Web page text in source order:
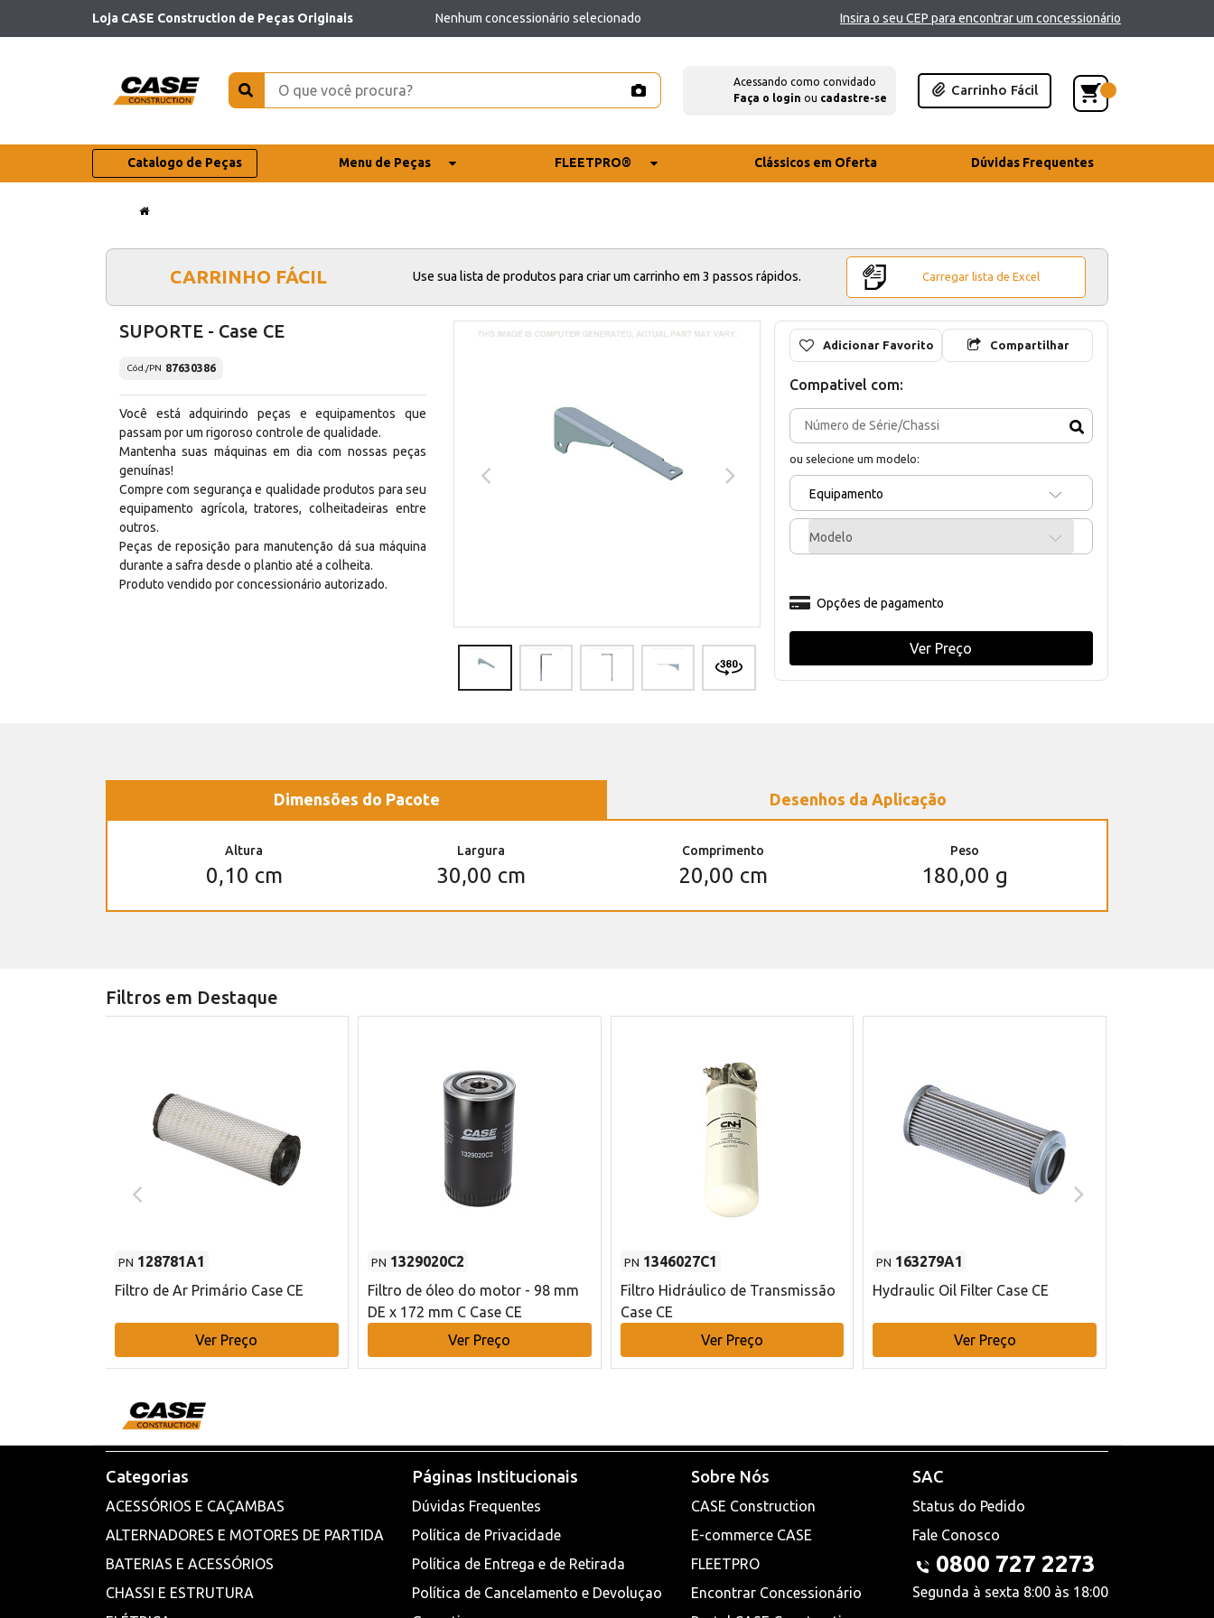
Loja CASE Construction de Peças Originais Nenhum concessionário selecionado Insira o seu CEP para encontrar um concessionário
Acessando como convidado
Faça o login ou cadastre-se
Carrinho Fácil
Catalogo de Peças Menu de Peças FLEETPRO® Clássicos em Oferta Dúvidas Frequentes
CARRINHO FÁCIL Use sua lista de produtos para criar um carrinho em 3 passos rápidos. Carregar lista de Excel
SUPORTE - Case CE
Cód./PN 87630386
Você está adquirindo peças e equipamentos que
passam por um rigoroso controle de qualidade.
Mantenha suas máquinas em dia com nossas peças
genuínas!
Compre com segurança e qualidade produtos para seu
equipamento agrícola, tratores, colheitadeiras entre
outros.
Peças de reposição para manutenção dá sua máquina
durante a safra desde o plantio até a colheita.
Produto vendido por concessionário autorizado.
Adicionar Favorito Compartilhar
Compativel com:
ou selecione um modelo:
Equipamento
Modelo
Opções de pagamento
Ver Preço
Dimensões do Pacote Desenhos da Aplicação
Altura
0,10 cm
Largura
30,00 cm
Comprimento
20,00 cm
Peso
180,00 g
Filtros em Destaque
PN 128781A1
Filtro de Ar Primário Case CE
Ver Preço
PN 1329020C2
Filtro de óleo do motor - 98 mm
DE x 172 mm C Case CE
Ver Preço
PN 1346027C1
Filtro Hidráulico de Transmissão
Case CE
Ver Preço
PN 163279A1
Hydraulic Oil Filter Case CE
Ver Preço
Categorias
ACESSÓRIOS E CAÇAMBAS
ALTERNADORES E MOTORES DE PARTIDA
BATERIAS E ACESSÓRIOS
CHASSI E ESTRUTURA
Páginas Institucionais
Dúvidas Frequentes
Política de Privacidade
Política de Entrega e de Retirada
Política de Cancelamento e Devoluçao
Sobre Nós
CASE Construction
E-commerce CASE
FLEETPRO
Encontrar Concessionário
SAC
Status do Pedido
Fale Conosco
0800 727 2273
Segunda à sexta 8:00 às 18:00